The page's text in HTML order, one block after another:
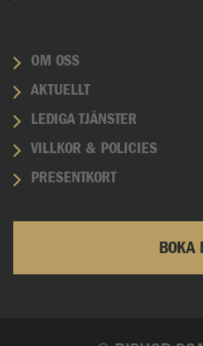
OM OSS
AKTUELLT
LEDIGA TJÄNSTER
VILLKOR & POLICIES
PRESENTKORT
BOKA